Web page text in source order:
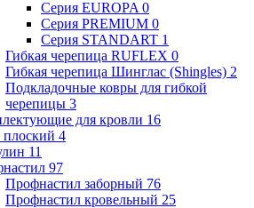
Серия EUROPA 0
Серия PREMIUM 0
Серия STANDART 1
Гибкая черепица RUFLEX 0
Гибкая черепица Шинглас (Shingles) 2
Подкладочные ковры для гибкой
черепицы 3
для кровли 16
4
11
97
Профнастил заборный 76
Профнастил кровельный 25